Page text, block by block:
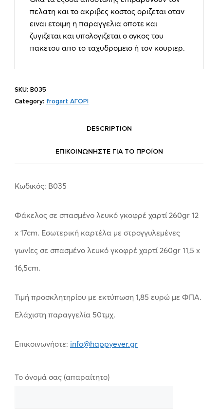
πελατη και το ακριβες κοστος οριζεται οταν
ειναι ετοιμη η παραγγελια οποτε και
ζυγιζεται και υπολογιζεται ο ογκος του
πακετου απο το ταχυδρομειο ή τον κουριερ.
SKU: B035
Category: frogart ΑΓΟΡΙ
DESCRIPTION
ΕΠΙΚΟΙΝΩΝΗΣΤΕ ΓΙΑ ΤΟ ΠΡΟΪOΝ
Κωδικός: B035
Φάκελος σε σπασμένο λευκό γκοφρέ χαρτί 260gr 12
x 17cm. Εσωτερική καρτέλα με στρογγυλεμένες
γωνίες σε σπασμένο λευκό γκοφρέ χαρτί 260gr 11,5 x
16,5cm.
Τιμή προσκλητηρίου με εκτύπωση 1,85 ευρώ με ΦΠΑ.
Ελάχιστη παραγγελία 50τμχ.
Επικοινωνήστε: info@happyever.gr
Το όνομά σας (απαραίτητο)